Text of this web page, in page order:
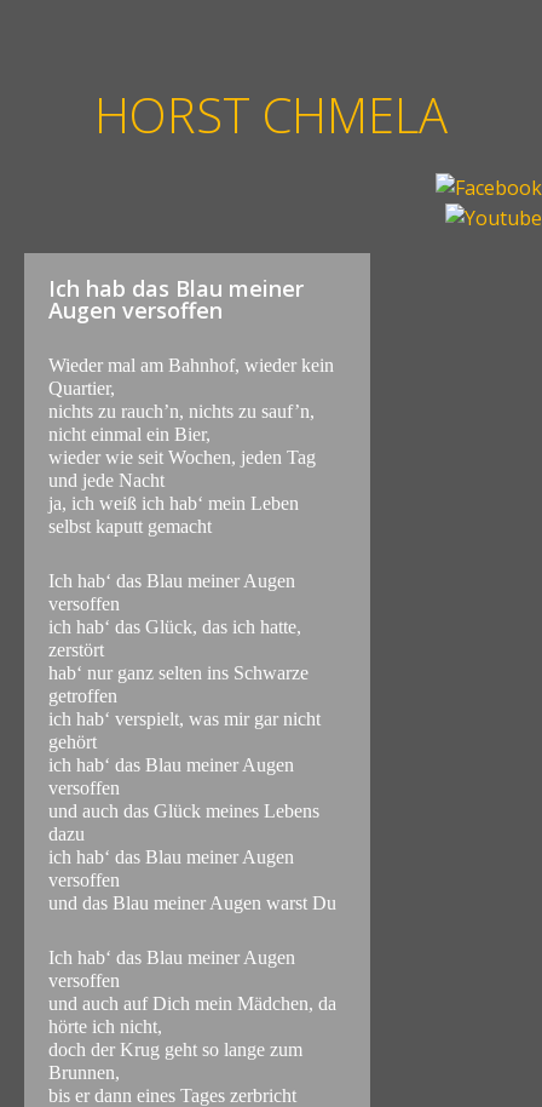
HORST CHMELA
Ich hab das Blau meiner
Augen versoffen
Wieder mal am Bahnhof, wieder kein
Quartier,
nichts zu rauch’n, nichts zu sauf’n,
nicht einmal ein Bier,
wieder wie seit Wochen, jeden Tag
und jede Nacht
ja, ich weiß ich hab‘ mein Leben
selbst kaputt gemacht
Ich hab‘ das Blau meiner Augen
versoffen
ich hab‘ das Glück, das ich hatte,
zerstört
hab‘ nur ganz selten ins Schwarze
getroffen
ich hab‘ verspielt, was mir gar nicht
gehört
ich hab‘ das Blau meiner Augen
versoffen
und auch das Glück meines Lebens
dazu
ich hab‘ das Blau meiner Augen
versoffen
und das Blau meiner Augen warst Du
Ich hab‘ das Blau meiner Augen
versoffen
und auch auf Dich mein Mädchen, da
hörte ich nicht,
doch der Krug geht so lange zum
Brunnen,
bis er dann eines Tages zerbricht